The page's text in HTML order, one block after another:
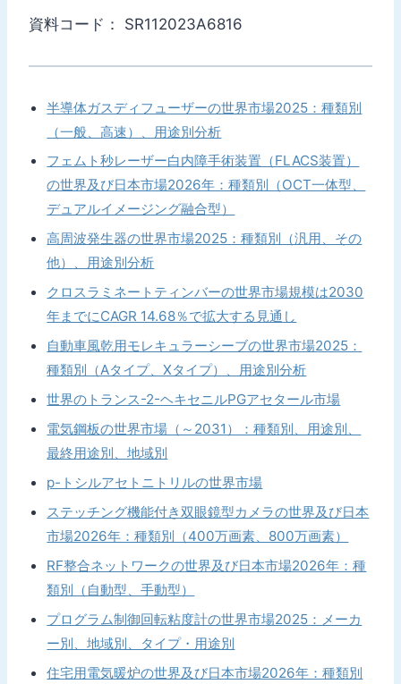
資料コード： SR112023A6816
半導体ガスディフューザーの世界市場2025：種類別
（一般、高速）、用途別分析
フェムト秒レーザー白内障手術装置（FLACS装置）
の世界及び日本市場2026年：種類別（OCT一体型、
デュアルイメージング融合型）
高周波発生器の世界市場2025：種類別（汎用、その
他）、用途別分析
クロスラミネートティンバーの世界市場規模は2030
年までにCAGR 14.68％で拡大する見通し
自動車風乾用モレキュラーシーブの世界市場2025：
種類別（Aタイプ、Xタイプ）、用途別分析
世界のトランス-2-ヘキセニルPGアセタール市場
電気鋼板の世界市場（～2031）：種類別、用途別、
最終用途別、地域別
p-トシルアセトニトリルの世界市場
ステッチング機能付き双眼鏡型カメラの世界及び日本
市場2026年：種類別（400万画素、800万画素）
RF整合ネットワークの世界及び日本市場2026年：種
類別（自動型、手動型）
プログラム制御回転粘度計の世界市場2025：メーカ
ー別、地域別、タイプ・用途別
住宅用電気暖炉の世界及び日本市場2026年：種類別